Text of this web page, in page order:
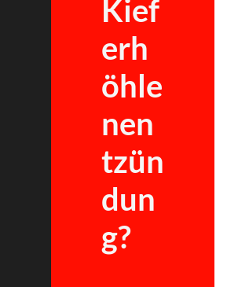
Kief
erh
öhle
nen
tzün
dun
g?